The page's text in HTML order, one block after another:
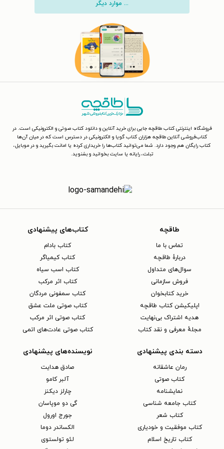
... موارد دیگر
فروشگاه اینترنتی کتاب طاقچه جایی برای خرید آنلاین و دانلود کتاب صوتی و الکترونیکی است. در
کتاب‌فروشی آنلاین طاقچه هزاران کتاب گویا و الکترونیکی در دسترس است که در میان آن‌ها
کتاب رایگان هم وجود دارد. شما می‌توانید کتاب‌ها را خریداری کرده یا امانت بگیرید و در موبایل،
تبلت، رایانه یا سایت بخوانید و بشنوید.
طاقچه
تماس با ما
دربارهٔ طاقچه
سوال‌های متداول
فروش سازمانی
خرید کتابخوان
اپلیکیشن کتاب طاقچه
هدیه اشتراک بی‌نهایت
مجلهٔ معرفی و نقد کتاب
کتاب‌های پیشنهادی
کتاب بادام
کتاب کیمیاگر
کتاب اسب سیاه
کتاب اثر مرکب
کتاب سمفونی مردگان
کتاب صوتی ملت عشق
کتاب صوتی اثر مرکب
کتاب صوتی عادت‌های اتمی
دسته بندی پیشنهادی
رمان عاشقانه
کتاب‌ صوتی
نمایشنامه
کتاب جامعه شناسی
کتاب شعر
کتاب موفقیت و خودیاری
کتاب تاریخ اسلام
نویسنده‌های پیشنهادی
صادق هدایت
آلبر کامو
چارلز دیکنز
گی دو موپاسان
جورج اورول
الکساندر دوما
لئو تولستوی